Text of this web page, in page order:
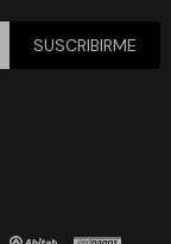
SUSCRIBIRME